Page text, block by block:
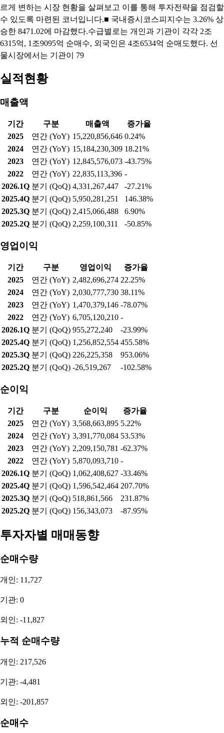
르게 변하는 시장 현황을 살펴보고 이를 통해 투자전략을 점검할
수 있도록 마련된 코너입니다.■ 국내증시코스피지수는 3.26% 상
승한 8471.02에 마감했다.수급별로는 개인과 기관이 각각 2조
6315억, 1조9095억 순매수, 외국인은 4조6534억 순매도했다. 선
물시장에서는 기관이 79
실적현황
매출액
기간 구분 매출액
증가율
2025
연간 (YoY) 15,220,856,646 0.24%
2024
연간 (YoY) 15,184,230,309 18.21%
2023
연간 (YoY) 12,845,576,073 -43.75%
2022
연간 (YoY) 22,835,113,396 -
2026.1Q 분기 (QoQ) 4,331,267,447
-27.21%
2025.4Q 분기 (QoQ) 5,950,281,251
146.38%
2025.3Q 분기 (QoQ) 2,415,066,488
6.90%
2025.2Q 분기 (QoQ) 2,259,100,311 -50.85%
영업이익
기간 구분 영업이익
증가율
2025
연간 (YoY) 2,482,696,274 22.25%
2024
연간 (YoY) 2,030,777,730 38.11%
2023
연간 (YoY) 1,470,379,146 -78.07%
2022
연간 (YoY) 6,705,120,210 -
2026.1Q 분기 (QoQ) 955,272,240
-23.99%
2025.4Q 분기 (QoQ) 1,256,852,554 455.58%
2025.3Q 분기 (QoQ) 226,225,358
953.06%
2025.2Q 분기 (QoQ) -26,519,267 -102.58%
순이익
기간 구분 순이익
증가율
2025
연간 (YoY) 3,568,663,895 5.22%
2024
연간 (YoY) 3,391,770,084 53.53%
2023
연간 (YoY) 2,209,150,781 -62.37%
2022
연간 (YoY) 5,870,093,710 -
2026.1Q 분기 (QoQ) 1,062,408,627 -33.46%
2025.4Q 분기 (QoQ) 1,596,542,464 207.70%
2025.3Q 분기 (QoQ) 518,861,566
231.87%
2025.2Q 분기 (QoQ) 156,343,073 -87.95%
투자자별 매매동향
순매수량
개인: 11,727
기관: 0
외인: -11,827
누적 순매수량
개인: 217,526
기관: -4,481
외인: -201,857
순매수